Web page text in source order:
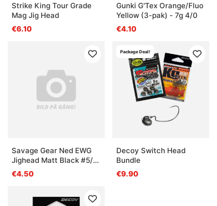
Strike King Tour Grade
Mag Jig Head
€6.10
Gunki G'Tex Orange/Fluo
Yellow (3-pak) - 7g 4/0
€4.10
Savage Gear Ned EWG
Jighead Matt Black #5/0
7g (3-pak)
€4.50
Package Deal!
Decoy Switch Head
Bundle
€9.90